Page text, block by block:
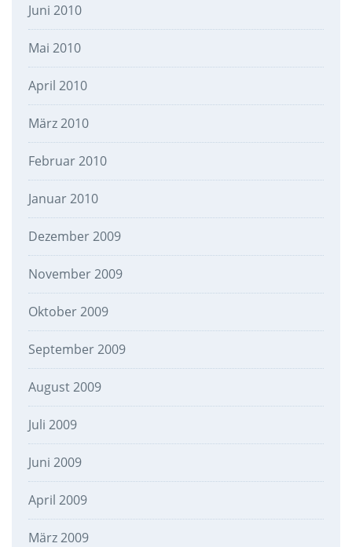
Juni 2010
Mai 2010
April 2010
März 2010
Februar 2010
Januar 2010
Dezember 2009
November 2009
Oktober 2009
September 2009
August 2009
Juli 2009
Juni 2009
April 2009
März 2009